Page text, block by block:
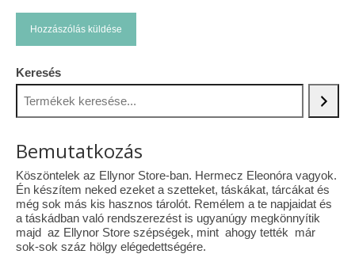
Keresés
Bemutatkozás
Köszöntelek az Ellynor Store-ban. Hermecz Eleonóra vagyok.
Én készítem neked ezeket a szetteket, táskákat, tárcákat és
még sok más kis hasznos tárolót. Remélem a te napjaidat és
a táskádban való rendszerezést is ugyanúgy megkönnyítik
majd az Ellynor Store szépségek, mint ahogy tették már
sok-sok száz hölgy elégedettségére.